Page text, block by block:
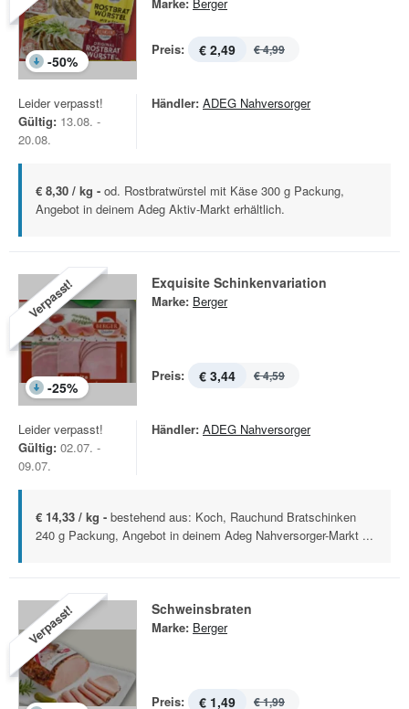
-50%
Preis: € 2,49 € 4,99
Leider verpasst!
Gültig: 13.08. -
20.08.
Händler: ADEG Nahversorger
€ 8,30 / kg - od. Rostbratwürstel mit Käse 300 g Packung,
Angebot in deinem Adeg Aktiv-Markt erhältlich.
Verpasst!
-25%
Exquisite Schinkenvariation
Marke: Berger
Preis: € 3,44 € 4,59
Leider verpasst!
Gültig: 02.07. -
09.07.
Händler: ADEG Nahversorger
€ 14,33 / kg - bestehend aus: Koch, Rauchund Bratschinken
240 g Packung, Angebot in deinem Adeg Nahversorger-Markt ...
Verpasst! Schweinsbraten
Marke: Berger
Preis: € 1,49 € 1,99